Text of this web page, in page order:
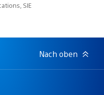
SIE
Nach oben